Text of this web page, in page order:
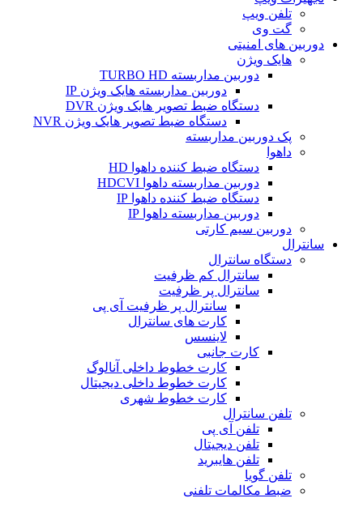
تلفن ویپ
گت وی
دوربین های امنیتی
هایک ویژن
دوربین مداربسته TURBO HD
دوربین مداربسته هایک ویژن IP
دستگاه ضبط تصویر هایک ویژن DVR
دستگاه ضبط تصویر هایک ویژن NVR
پک دوربین مداربسته
داهوا
دستگاه ضبط کننده داهوا HD
دوربین مداربسته داهوا HDCVI
دستگاه ضبط کننده داهوا IP
دوربین مداربسته داهوا IP
دوربین سیم کارتی
سانترال
دستگاه سانترال
سانترال کم ظرفیت
سانترال پر ظرفیت
سانترال پر ظرفیت آی پی
کارت های سانترال
لاینسس
کارت جانبی
کارت خطوط داخلی آنالوگ
کارت خطوط داخلی دیجیتال
کارت خطوط شهری
تلفن سانترال
تلفن آی پی
تلفن دیجیتال
تلفن هایبرید
تلفن گویا
ضبط مکالمات تلفنی